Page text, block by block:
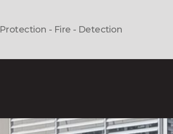
Protection - Fire - Detection